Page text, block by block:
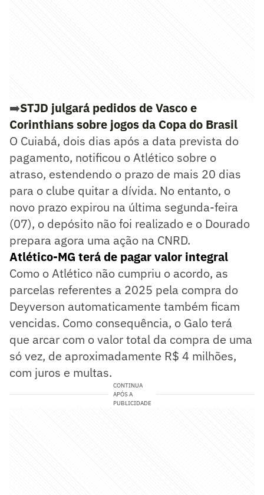
➡️STJD julgará pedidos de Vasco e
Corinthians sobre jogos da Copa do Brasil
O Cuiabá, dois dias após a data prevista do
pagamento, notificou o Atlético sobre o
atraso, estendendo o prazo de mais 20 dias
para o clube quitar a dívida. No entanto, o
novo prazo expirou na última segunda-feira
(07), o depósito não foi realizado e o Dourado
prepara agora uma ação na CNRD.
Atlético-MG terá de pagar valor integral
Como o Atlético não cumpriu o acordo, as
parcelas referentes a 2025 pela compra do
Deyverson automaticamente também ficam
vencidas. Como consequência, o Galo terá
que arcar com o valor total da compra de uma
só vez, de aproximadamente R$ 4 milhões,
com juros e multas.
CONTINUA
APÓS A
PUBLICIDADE